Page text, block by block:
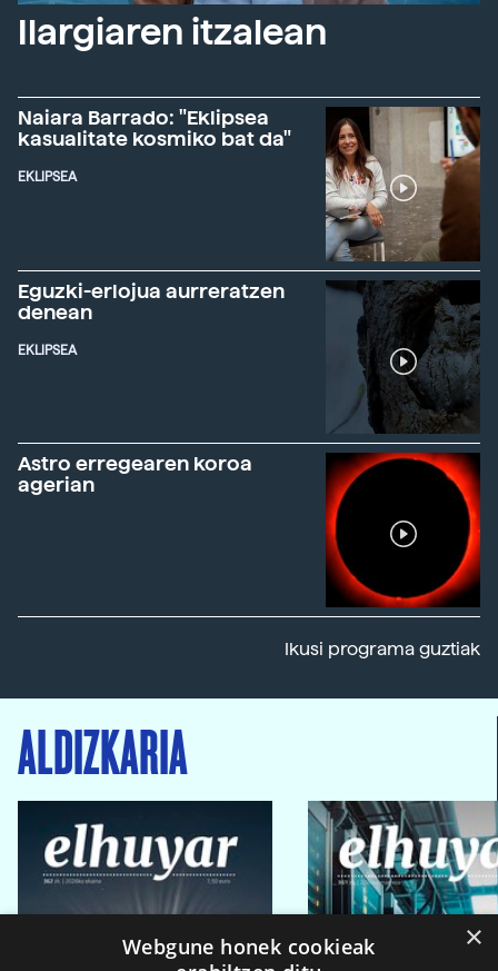
Ilargiaren itzalean
Naiara Barrado: "Eklipsea
kasualitate kosmiko bat da"
EKLIPSEA
Eguzki-erlojua aurreratzen
denean
EKLIPSEA
Astro erregearen koroa
agerian
Ikusi programa guztiak
ALDIZKARIA
×
Webgune honek cookieak